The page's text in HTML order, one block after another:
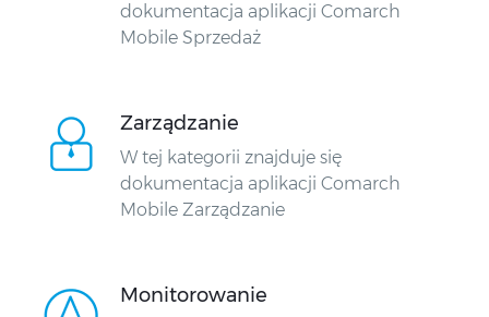
dokumentacja aplikacji Comarch
Mobile Sprzedaż
Zarządzanie
W tej kategorii znajduje się
dokumentacja aplikacji Comarch
Mobile Zarządzanie
Monitorowanie